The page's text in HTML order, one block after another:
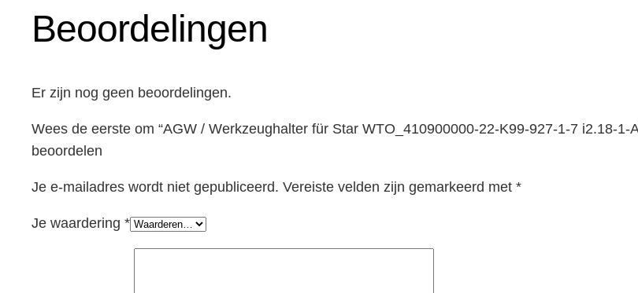
Beoordelingen
Er zijn nog geen beoordelingen.
Wees de eerste om “AGW / Werkzeughalter für Star WTO_410900000-22-K99-927-1-7 i2.18-
beoordelen
Je e-mailadres wordt niet gepubliceerd. Vereiste velden zijn gemarkeerd met *
Je waardering *